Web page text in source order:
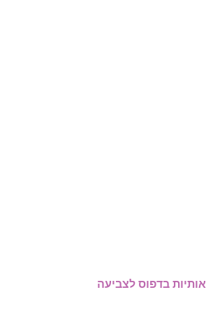
אותיות בדפוס לצביעה